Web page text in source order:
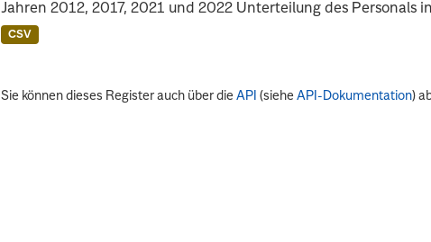
Jahren 2012, 2017, 2021 und 2022 Unterteilung des Personals
CSV
Sie können dieses Register auch über dieAPI (sieheAPI-Dokumentation)